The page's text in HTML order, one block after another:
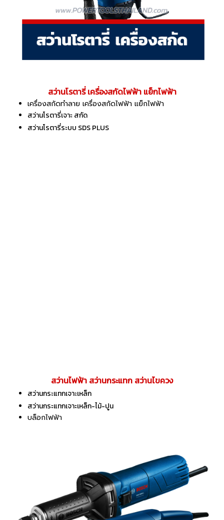
สว่านโรตารี่ เครื่องสกัดไฟฟ้า แย็กไฟฟ้า
เครื่องสกัดทำลาย เครื่องสกัดไฟฟ้า แย็กไฟฟ้า
สว่านโรตารี่เจาะ สกัด
สว่านโรตารี่ระบบ SDS PLUS
สว่านไฟฟ้า สว่านกระแทก สว่านไขควง
สว่านกระแทกเจาะเหล็ก
สว่านกระแทกเจาะเหล็ก-ไม้-ปูน
บล็อกไฟฟ้า